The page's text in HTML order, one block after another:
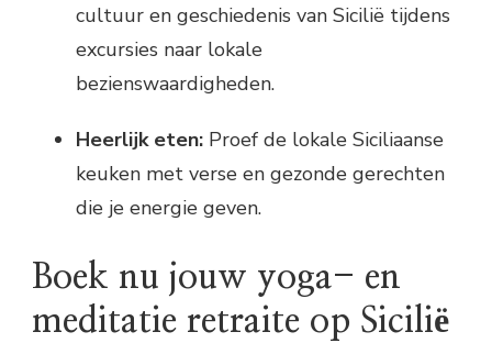
cultuur en geschiedenis van Sicilië tijdens
excursies naar lokale
bezienswaardigheden.
Heerlijk eten: Proef de lokale Siciliaanse
keuken met verse en gezonde gerechten
die je energie geven.
Boek nu jouw yoga- en
meditatie retraite op Sicilië